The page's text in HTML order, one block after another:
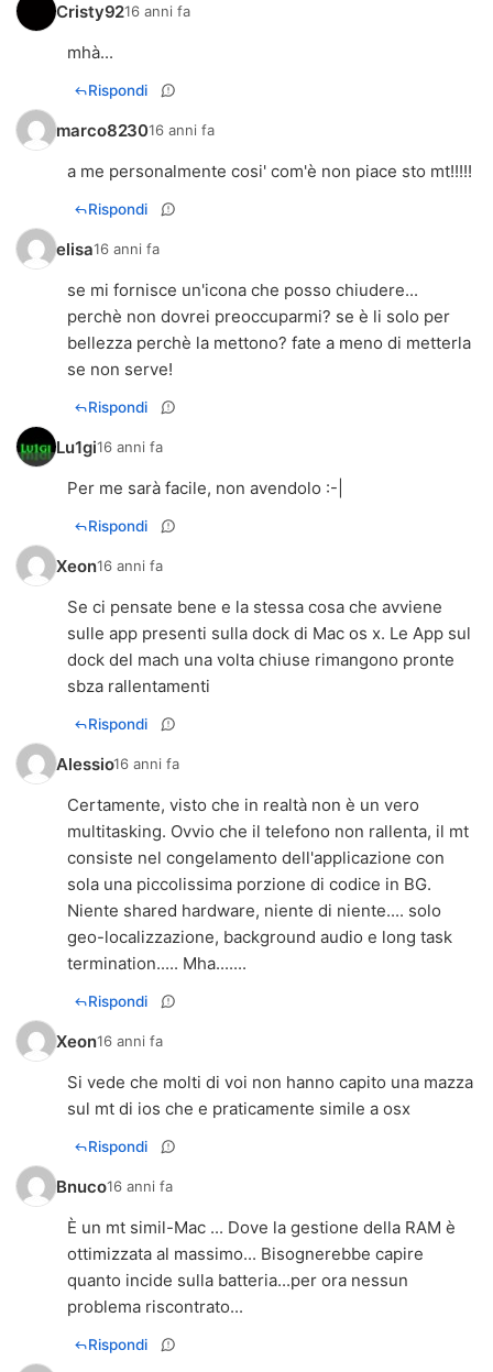
Cristy9216 anni fa
mhà...
Rispondi
marco823016 anni fa
a me personalmente cosi' com'è non piace sto mt!!!!!
Rispondi
elisa16 anni fa
se mi fornisce un'icona che posso chiudere...
perchè non dovrei preoccuparmi? se è li solo per
bellezza perchè la mettono? fate a meno di metterla
se non serve!
Rispondi
Lu1gi16 anni fa
Per me sarà facile, non avendolo :-|
Rispondi
Xeon16 anni fa
Se ci pensate bene e la stessa cosa che avviene
sulle app presenti sulla dock di Mac os x. Le App sul
dock del mach una volta chiuse rimangono pronte
sbza rallentamenti
Rispondi
Alessio16 anni fa
Certamente, visto che in realtà non è un vero
multitasking. Ovvio che il telefono non rallenta, il mt
consiste nel congelamento dell'applicazione con
sola una piccolissima porzione di codice in BG.
Niente shared hardware, niente di niente.... solo
geo-localizzazione, background audio e long task
termination..... Mha.......
Rispondi
Xeon16 anni fa
Si vede che molti di voi non hanno capito una mazza
sul mt di ios che e praticamente simile a osx
Rispondi
Bnuco16 anni fa
È un mt simil-Mac ... Dove la gestione della RAM è
ottimizzata al massimo... Bisognerebbe capire
quanto incide sulla batteria...per ora nessun
problema riscontrato...
Rispondi